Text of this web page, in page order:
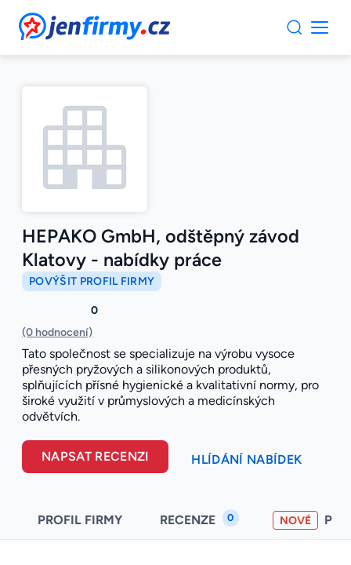
JenFirmy.cz
HEPAKO GmbH, odštěpný závod
Klatovy - nabídky práce
POVÝŠIT PROFIL FIRMY
0
(0 hodnocení)
Tato společnost se specializuje na výrobu vysoce
přesných pryžových a silikonových produktů,
splňujících přísné hygienické a kvalitativní normy, pro
široké využití v průmyslových a medicínských
odvětvích.
NAPSAT RECENZI HLÍDÁNÍ NABÍDEK
PROFIL FIRMY RECENZE 0 NOVÉ